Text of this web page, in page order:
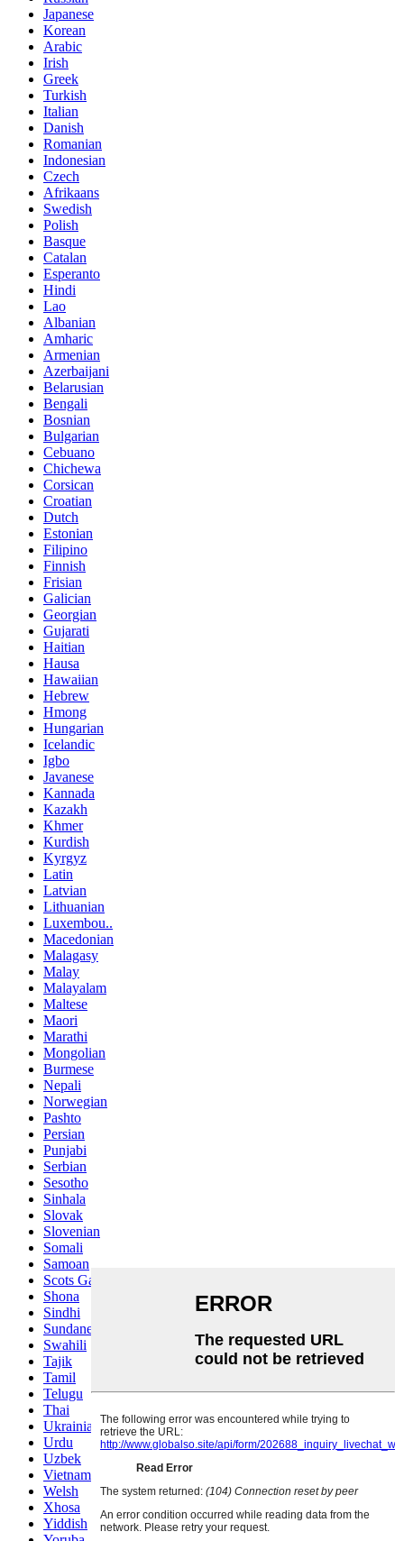
Japanese
Korean
Arabic
Irish
Greek
Turkish
Italian
Danish
Romanian
Indonesian
Czech
Afrikaans
Swedish
Polish
Basque
Catalan
Esperanto
Hindi
Lao
Albanian
Amharic
Armenian
Azerbaijani
Belarusian
Bengali
Bosnian
Bulgarian
Cebuano
Chichewa
Corsican
Croatian
Dutch
Estonian
Filipino
Finnish
Frisian
Galician
Georgian
Gujarati
Haitian
Hausa
Hawaiian
Hebrew
Hmong
Hungarian
Icelandic
Igbo
Javanese
Kannada
Kazakh
Khmer
Kurdish
Kyrgyz
Latin
Latvian
Lithuanian
Luxembou..
Macedonian
Malagasy
Malay
Malayalam
Maltese
Maori
Marathi
Mongolian
Burmese
Nepali
Norwegian
Pashto
Persian
Punjabi
Serbian
Sesotho
Sinhala
Slovak
Slovenian
Somali
Samoan
Scots Gaelic
Shona
Sindhi
Sundanese
Swahili
Tajik
Tamil
Telugu
Thai
Ukrainian
Urdu
Uzbek
Vietnamese
Welsh
Xhosa
Yiddish